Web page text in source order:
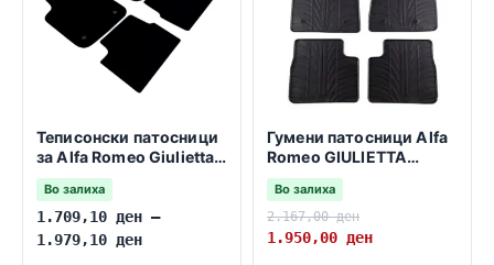
Теписонски патосници
за Alfa Romeo Giulietta
2010-2020
Во залиха
1.709,10 ден –
1.979,10 ден
Гумени патосници Alfa
Romeo GIULIETTA
2010->
Во залиха
2.167,00ден
1.950,00 ден